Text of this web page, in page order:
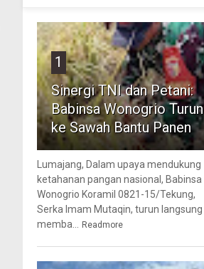
1
Sinergi TNI dan Petani:
Babinsa Wonogrio Turun
ke Sawah Bantu Panen
Lumajang, Dalam upaya mendukung
ketahanan pangan nasional, Babinsa
Wonogrio Koramil 0821-15/Tekung,
Serka Imam Mutaqin, turun langsung
memba... Readmore